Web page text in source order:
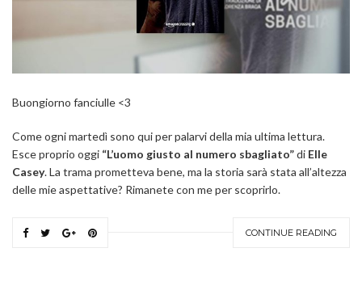
Buongiorno fanciulle <3
Come ogni martedì sono qui per palarvi della mia ultima lettura.
Esce proprio oggi “L’uomo giusto al numero sbagliato”di Elle
Casey. La trama prometteva bene, ma la storia sarà stata all’altezza
delle mie aspettative? Rimanete con me per scoprirlo.
CONTINUE READING